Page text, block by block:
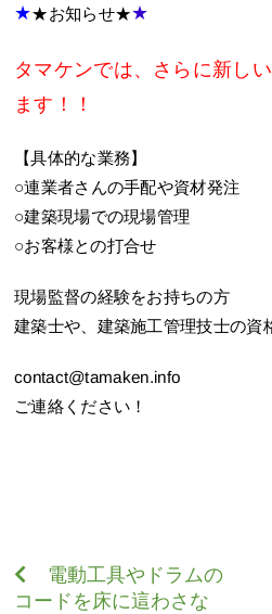
★★お知らせ★★
タマケンでは、さらに新し
ます！！
【具体的な業務】
○連業者さんの手配や資材発注
○建築現場での現場管理
○お客様との打合せ
現場監督の経験をお持ちの方
建築士や、建築施工管理技士の資
contact@tamaken.info
ご連絡ください！
電動工具やドラムの
コードを床に這わさな